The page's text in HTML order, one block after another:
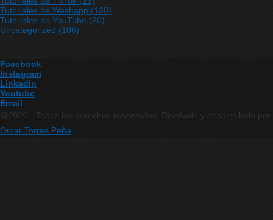
Tutoriales de Washapp (128)
Tutoriales de YouTube (20)
Uncategorized (106)
Facebook
Instagram
Linkedin
Youtube
Email
@2020 - Todos los derechos reservados. Diseñado y desarrollado por
Omar Torres Peña